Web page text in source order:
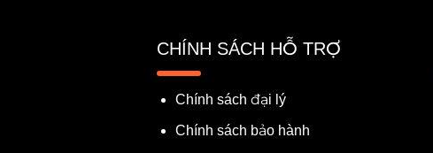
CHÍNH SÁCH HỖ TRỢ
Chính sách đại lý
Chính sách bảo hành